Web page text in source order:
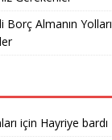
Almanın Yolları
için Hayriye bardı